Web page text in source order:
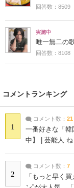
回答数：8509
実施中
唯一無二の
回答数：8108
コメントランキング
1
コメント数： 21
一番好きな「韓
中】 | 芸能人
2
コメント数： 7
「もっと早く